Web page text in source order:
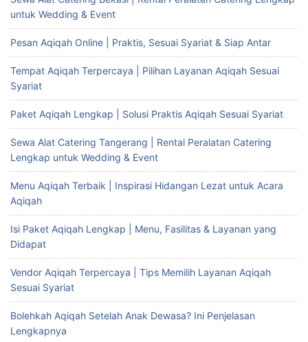
untuk Wedding & Event
Pesan Aqiqah Online | Praktis, Sesuai Syariat & Siap Antar
Tempat Aqiqah Terpercaya | Pilihan Layanan Aqiqah Sesuai
Syariat
Paket Aqiqah Lengkap | Solusi Praktis Aqiqah Sesuai Syariat
Sewa Alat Catering Tangerang | Rental Peralatan Catering
Lengkap untuk Wedding & Event
Menu Aqiqah Terbaik | Inspirasi Hidangan Lezat untuk Acara
Aqiqah
Isi Paket Aqiqah Lengkap | Menu, Fasilitas & Layanan yang
Didapat
Vendor Aqiqah Terpercaya | Tips Memilih Layanan Aqiqah
Sesuai Syariat
Bolehkah Aqiqah Setelah Anak Dewasa? Ini Penjelasan
Lengkapnya